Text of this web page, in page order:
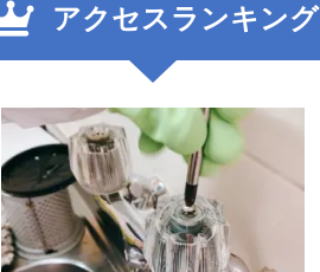
アクセスランキング
2